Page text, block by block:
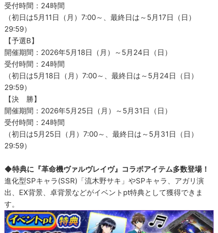
受付時間：24時間
（初日は5月11日（月）7:00～、最終日は～5月17日（日）
29:59）
【予選B】
開催期間：2026年5月18日（月）～5月24日（日）
受付時間：24時間
（初日は5月18日（月）7:00～、最終日は～5月24日（日）
29:59）
【決 勝】
開催期間：2026年5月25日（月）～5月31日（日）
受付時間：24時間
（初日は5月25日（月）7:00～、最終日は～5月31日（日）
29:59）
◆特典に『革命機ヴァルヴレイヴ』コラボアイテム多数登場！
進化型SPキャラ(SSR)「流木野サキ」やSPキャラ、アガリ演
出、EX背景、卓背景などがイベントpt特典として獲得できま
す。